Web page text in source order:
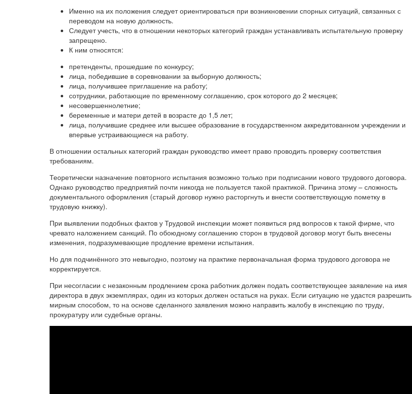
Именно на их положения следует ориентироваться при возникновении спорных ситуаций, связанных с
переводом на новую должность.
Следует учесть, что в отношении некоторых категорий граждан устанавливать испытательную проверку
запрещено.
К ним относятся:
претенденты, прошедшие по конкурсу;
лица, победившие в соревновании за выборную должность;
лица, получившее приглашение на работу;
сотрудники, работающие по временному соглашению, срок которого до 2 месяцев;
несовершеннолетние;
беременные и матери детей в возрасте до 1,5 лет;
лица, получившие среднее или высшее образование в государственном аккредитованном учреждении и
впервые устраивающиеся на работу.
В отношении остальных категорий граждан руководство имеет право проводить проверку соответствия
требованиям.
Теоретически назначение повторного испытания возможно только при подписании нового трудового договора.
Однако руководство предприятий почти никогда не пользуется такой практикой. Причина этому – сложность
документального оформления (старый договор нужно расторгнуть и внести соответствующую пометку в
трудовую книжку).
При выявлении подобных фактов у Трудовой инспекции может появиться ряд вопросов к такой фирме, что
чревато наложением санкций. По обоюдному соглашению сторон в трудовой договор могут быть внесены
изменения, подразумевающие продление времени испытания.
Но для подчинённого это невыгодно, поэтому на практике первоначальная форма трудового договора не
корректируется.
При несогласии с незаконным продлением срока работник должен подать соответствующее заявление на имя
директора в двух экземплярах, один из которых должен остаться на руках. Если ситуацию не удастся разрешить
мирным способом, то на основе сделанного заявления можно направить жалобу в инспекцию по труду,
прокуратуру или судебные органы.